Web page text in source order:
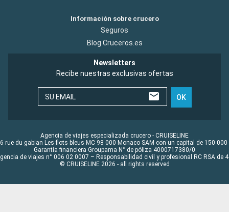
Información sobre crucero
Seguros
Blog Cruceros.es
Newsletters
Recibe nuestras exclusivas ofertas
SU EMAIL OK
Agencia de viajes especializada crucero - CRUISELINE
rue du gabian Les flots bleus MC 98 000 Monaco SAM con un capital de 150 000
Garantía financiera Groupama N° de póliza 4000717380/0
de viajes n° 006 02 0007 – Responsabilidad civil y profesional RC RSA de
© CRUISELINE 2026 - all rights reserved